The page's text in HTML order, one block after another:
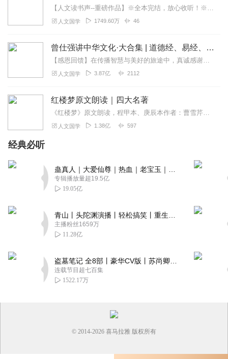
【人文读书声--重磅作品】※全本完结，放心收听！※八年级（上）语文教科书名著导读指定作品，同名有声书！※著名翻译家董乐山先生权威中文译本！※人民文学出版...
人文国学 1749.60万 46
曾仕强讲中华文化·大合集 | 道德经、易经、三国演义中的国学
【感恩回馈】在传播智慧与美好的旅途中，真诚感谢每一位伙伴的温暖陪伴与鼎力支持！欢迎曾仕强学堂粉丝听友们入群交流，更多新鲜玩法和福利活动等你！添加微信：zengf...
人文国学 3.87亿 2112
红楼梦原文朗读｜四大名著
《红楼梦》原文朗读，程甲本、庚辰本作者：曹雪芹，朗读：白云出岫、蓝色百合《红楼梦》程甲本和庚辰本是该书两大重要版本。程甲本由程伟元和高鹗于乾隆五十六年（1791...
人文国学 1.38亿 597
经典必听
专辑播放量超19.5亿
19.05亿
主播粉丝1659万
11.28亿
连载节目超七百集
1522.17万
© 2014-2026 喜马拉雅 版权所有